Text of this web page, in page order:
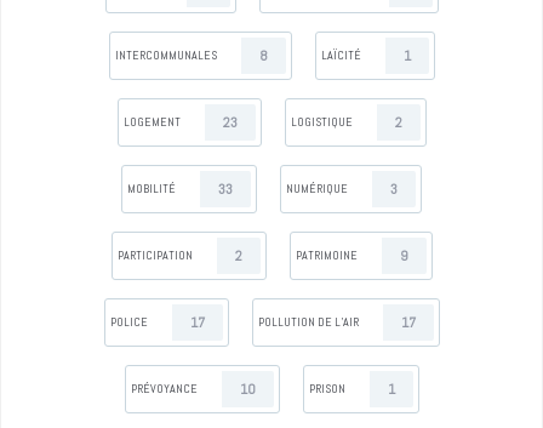
INTERCOMMUNALES 8 LAÏCITÉ 1
LOGEMENT 23 LOGISTIQUE 2
MOBILITÉ 33 NUMÉRIQUE 3
PARTICIPATION 2 PATRIMOINE 9
POLICE 17 POLLUTION DE L’AIR 17
PRÉVOYANCE 10 PRISON 1